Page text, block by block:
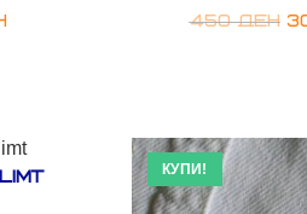
450ден
КУПИ!